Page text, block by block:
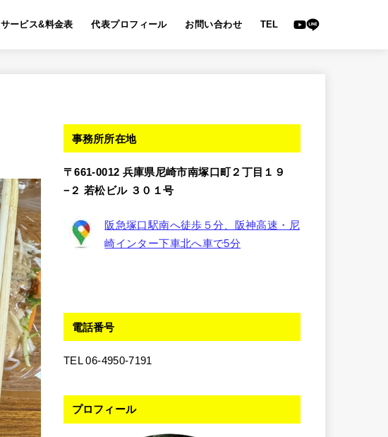
サービス&料金表 代表プロフィール お問い合わせ TEL
事務所所在地
〒661-0012 兵庫県尼崎市南塚口町２丁目１９
−２ 若松ビル ３０１号
阪急塚口駅南へ徒歩５分、阪神高速・尼
崎インター下車北へ車で5分
電話番号
TEL 06-4950-7191
プロフィール